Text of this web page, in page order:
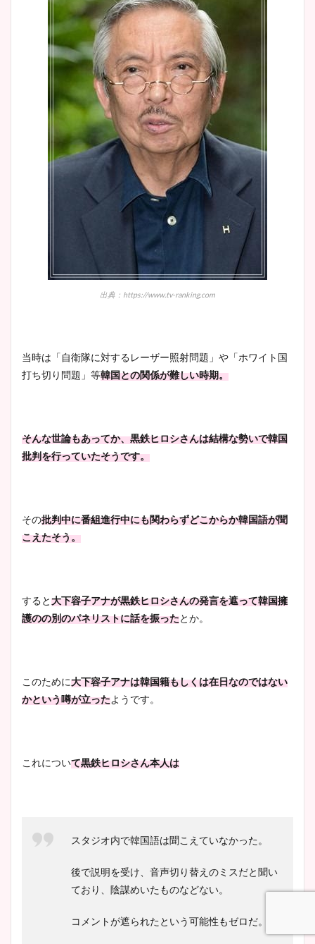
出典：https://www.tv-ranking.com
当時は「自衛隊に対するレーザー照射問題」や「ホワイト国
打ち切り問題」等韓国との関係が難しい時期。
そんな世論もあってか、黒鉄ヒロシさんは結構な勢いで韓国
批判を行っていたそうです。
その批判中に番組進行中にも関わらずどこからか韓国語が聞
こえたそう。
すると大下容子アナが黒鉄ヒロシさんの発言を遮って韓国擁
護のの別のパネリストに話を振ったとか。
このために大下容子アナは韓国籍もしくは在日なのではない
かという噂が立ったようです。
これについて黒鉄ヒロシさん本人は
スタジオ内で韓国語は聞こえていなかった。
後で説明を受け、音声切り替えのミスだと聞い
ており、陰謀めいたものなどない。
コメントが遮られたという可能性もゼロだ。